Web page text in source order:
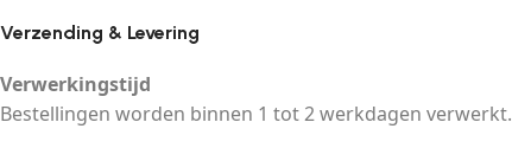
Verzending & Levering
Verwerkingstijd
Bestellingen worden binnen 1 tot 2 werkdagen verwerkt.